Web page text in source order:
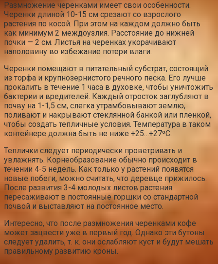
Размножение черенками имеет свои особенности.
Черенки длиной 10-15 см срезают со взрослого
растения по косой. При этом на каждом должно быть
как минимум 2 междоузлия. Расстояние до нижней
почки — 2 см. Листья на черенках укорачивают
наполовину во избежание потери влаги.
Черенки помещают в питательный субстрат, состоящий
из торфа и крупнозернистого речного песка. Его лучше
прокалить в течение 1 часа в духовке, чтобы уничтожить
бактерии и вредителей. Каждый отросток заглубляют в
почву на 1-1,5 см, слегка утрамбовывают землю,
поливают и накрывают стеклянной банкой или пленкой,
чтобы создать тепличные условия. Температура в таком
контейнере должна быть не ниже +25…+27ºC.
Теплички следует периодически проветривать и
увлажнять. Корнеобразование обычно происходит в
течении 4-5 недель. Как только у растений появятся
новые побеги, можно считать, что деревце прижилось.
После развития 3-4 молодых листов растения
пересаживают в постоянные горшки со стандартной
почвой и выставляют на постоянное место.
Интересно, что после размножения черенками кофе
может зацвести уже в первый год. Однако эти бутоны
следует удалить, т. к. они ослабляют куст и будут мешать
правильному развитию кроны.